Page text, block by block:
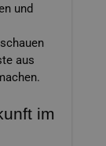
und
aus
im